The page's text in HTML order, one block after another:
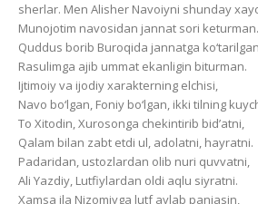
sherlar. Men Alisher Navoiyni shunday
Munojotim navosidan jannat sori keturman.
Quddus borib Buroqida jannatga
Rasulimga ajib ummat ekanligin biturman.
Ijtimoiy va ijodiy xarakterning elchisi,
Navo bo‘lgan, Foniy bo‘lgan, ikki tilning
To Xitodin, Xurosonga chekintirib bid’atni,
Qalam bilan zabt etdi ul, adolatni, hayratni.
Padaridan, ustozlardan olib nuri quvvatni,
Ali Yazdiy, Lutfiylardan oldi aqlu siyratni.
Xamsa ila Nizomiyga lutf aylab panjasin,